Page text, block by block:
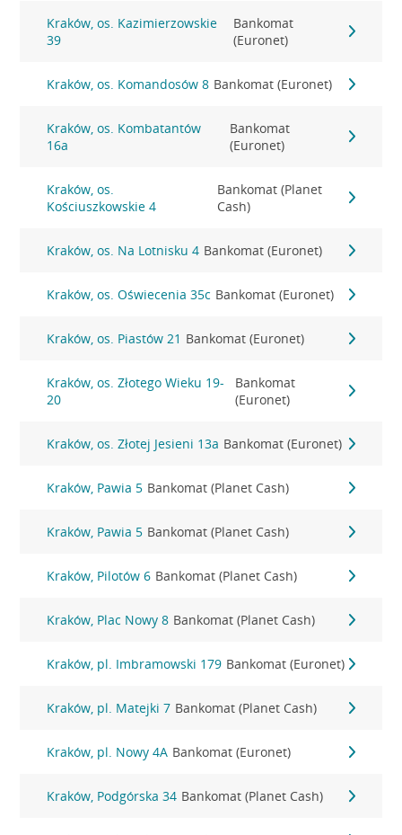
Kraków, os. Kazimierzowskie
39
Bankomat
(Euronet)
Kraków, os. Komandosów 8 Bankomat (Euronet)
Kraków, os. Kombatantów
16a
Bankomat
(Euronet)
Kraków, os.
Kościuszkowskie 4
Bankomat (Planet
Cash)
Kraków, os. Na Lotnisku 4 Bankomat (Euronet)
Kraków, os. Oświecenia 35c Bankomat (Euronet)
Kraków, os. Piastów 21 Bankomat (Euronet)
Kraków, os. Złotego Wieku 19-
20
Bankomat
(Euronet)
Kraków, os. Złotej Jesieni 13a Bankomat (Euronet)
Kraków, Pawia 5 Bankomat (Planet Cash)
Kraków, Pawia 5 Bankomat (Planet Cash)
Kraków, Pilotów 6 Bankomat (Planet Cash)
Kraków, Plac Nowy 8 Bankomat (Planet Cash)
Kraków, pl. Imbramowski 179 Bankomat (Euronet)
Kraków, pl. Matejki 7 Bankomat (Planet Cash)
Kraków, pl. Nowy 4A Bankomat (Euronet)
Kraków, Podgórska 34 Bankomat (Planet Cash)